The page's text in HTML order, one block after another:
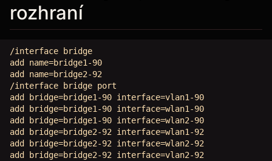
rozhraní
/interface bridge
add name=bridge1-90
add name=bridge2-92
/interface bridge port
add bridge=bridge1-90 interface=vlan1-90
add bridge=bridge1-90 interface=wlan1-90
add bridge=bridge1-90 interface=wlan2-90
add bridge=bridge2-92 interface=wlan1-92
add bridge=bridge2-92 interface=wlan2-92